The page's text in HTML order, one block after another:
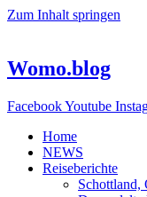
Zum Inhalt springen
Womo.blog
FacebookYoutube
Home
NEWS
Reiseberichte
Schottland,